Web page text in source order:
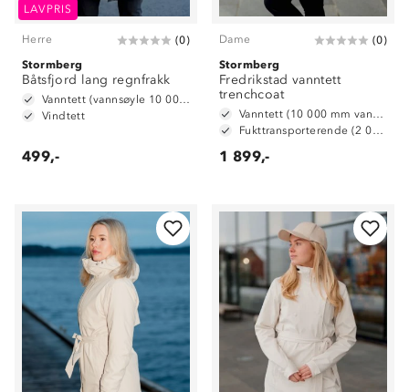
LAVPRIS
Herre (0)
Stormberg
Båtsfjord lang regnfrakk
Vanntett (vannsøyle 10 000 mm)
Vindtett
499,-
Dame (0)
Stormberg
Fredrikstad vanntett
trenchcoat
Vanntett (10 000 mm vannsøyle)
Fukttransporterende (2 000g/m2/24t)
1 899,-